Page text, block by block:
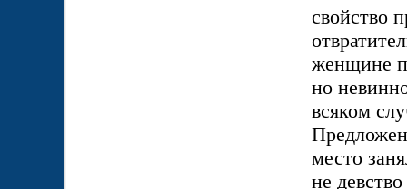
свойство
женщине
но
всяком
место
не